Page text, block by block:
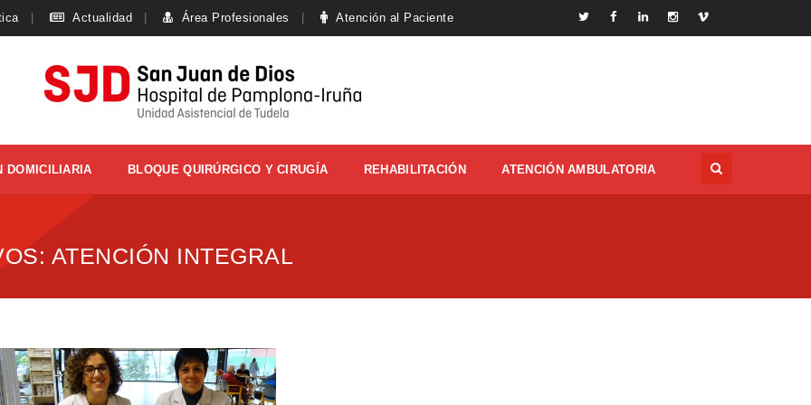
Actualidad Área Profesionales Atención al Paciente
DOMICILIARIA BLOQUE QUIRÚRGICO Y CIRUGÍA REHABILITACIÓN ATENCIÓN AMBULATORIA
ATENCIÓN INTEGRAL